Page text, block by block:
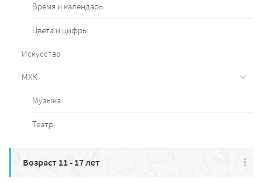
Время и календарь
Цвета и цифры
Искусство
МХК
Музыка
Театр
Возраст 11 - 17 лет